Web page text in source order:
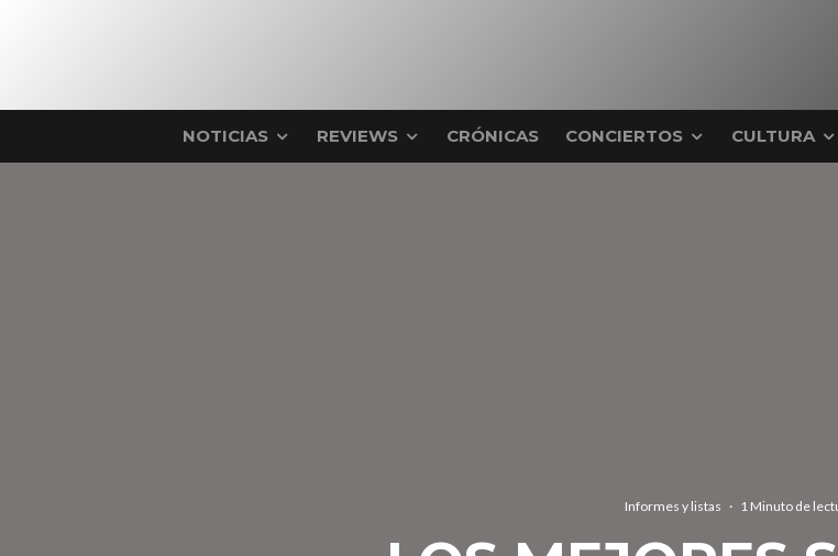
NOTICIAS REVIEWS CRÓNICAS CONCIERTOS CULTURA
Informes y listas · 1 Minuto de